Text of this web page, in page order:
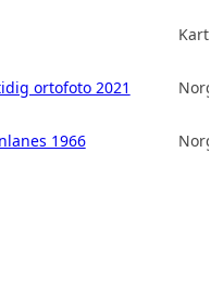
ortofoto 2021
1966